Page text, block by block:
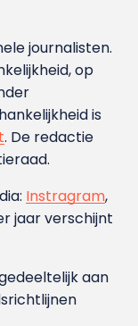
journalisten.
op
is
. De redactie
Instragram,
jaar verschijnt
aan